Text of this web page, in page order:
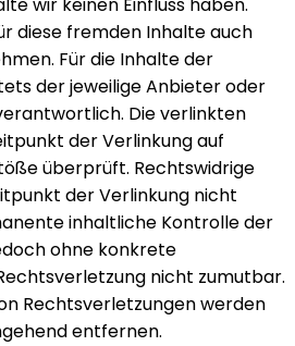
wir keinen Einfluss haben.
diese fremden Inhalte auch
Für die Inhalte der
der jeweilige Anbieter oder
Die verlinkten
der Verlinkung auf
überprüft. Rechtswidrige
der Verlinkung nicht
inhaltliche Kontrolle der
ohne konkrete
nicht zumutbar.
Rechtsverletzungen werden
entfernen.